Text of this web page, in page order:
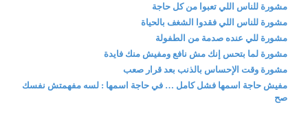
مشورة للناس اللي تعبوا من كل حاجة
مشورة للناس اللي فقدوا الشغف بالحياة
مشورة للي عنده صدمة من الطفولة
مشورة لما بتحس إنك مش نافع ومفيش منك فايدة
مشورة وقت الإحساس بالذنب بعد قرار صعب
مفيش حاجة اسمها فشل كامل … في حاجة اسمها : لسه مفهمتش نفسك
صح